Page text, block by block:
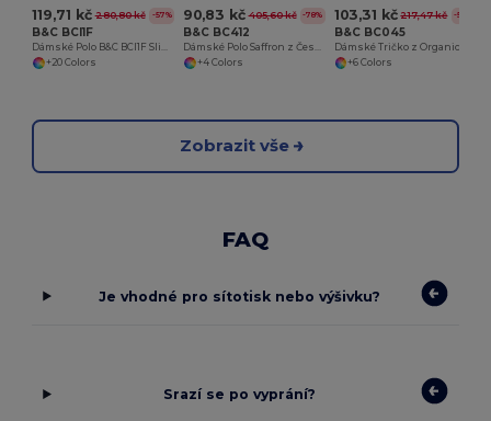
119,71 kč 280,80 kč -57%
B&C BCI1F
+20 Colors
90,83 kč 405,60 kč -78%
B&C BC412
+4 Colors
103,31 kč 217,47 kč -52%
B&C BC045
+6 Colors
Zobrazit vše
FAQ
Je vhodné pro sítotisk nebo výšivku?
Srazí se po vyprání?